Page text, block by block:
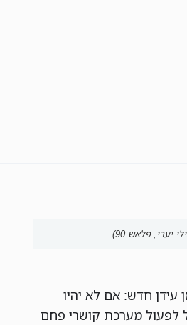
יערי, פלאש 90)
חדש: אם לא יהיו
לפעול מערכת קושרי פחם